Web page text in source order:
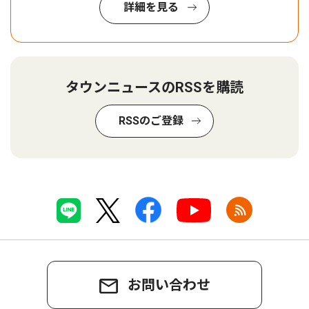
詳細を見る
タウンニュースのRSSを購読
RSSのご登録
お問い合わせ